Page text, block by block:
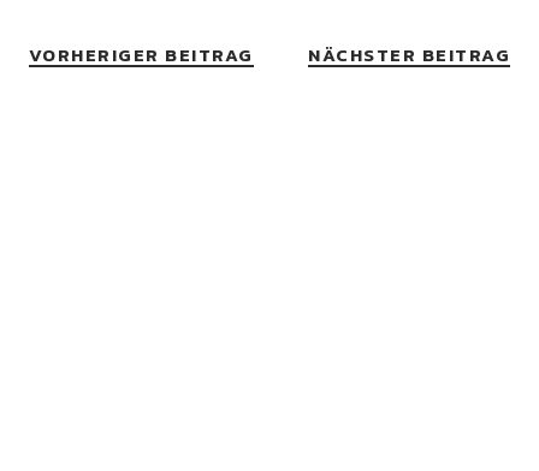
VORHERIGER BEITRAG NÄCHSTER BEITRAG